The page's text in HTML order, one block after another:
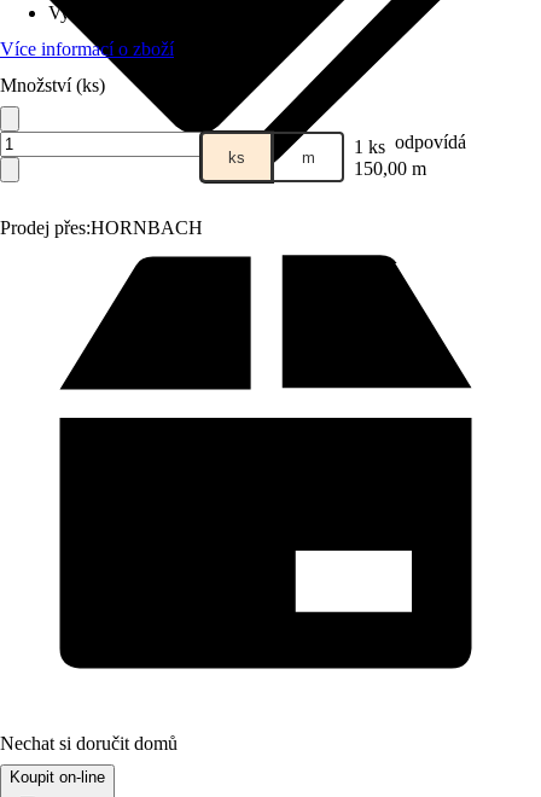
Prodej přes:HORNBACH
Využití
Více informací o zboží
Množství (ks)
ks m 1 ks odpovídá
150,00 m
Nechat si doručit domů
Koupit on-line